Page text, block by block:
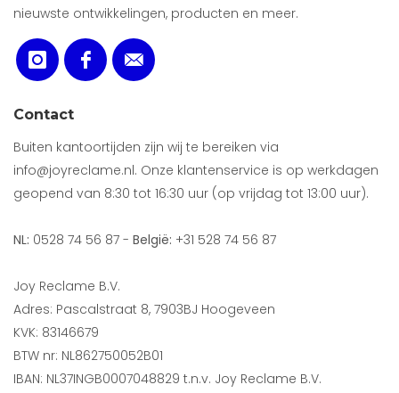
nieuwste ontwikkelingen, producten en meer.
Contact
Buiten kantoortijden zijn wij te bereiken via
info@joyreclame.nl. Onze klantenservice is op werkdagen
geopend van 8:30 tot 16:30 uur (op vrijdag tot 13:00 uur).
NL: 0528 74 56 87 - België: +31 528 74 56 87
Joy Reclame B.V.
Adres: Pascalstraat 8, 7903BJ Hoogeveen
KVK: 83146679
BTW nr: NL862750052B01
IBAN: NL37INGB0007048829 t.n.v. Joy Reclame B.V.